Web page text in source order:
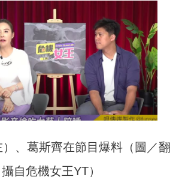
、葛斯齊在節目爆料（圖／翻
攝自危機女王YT）